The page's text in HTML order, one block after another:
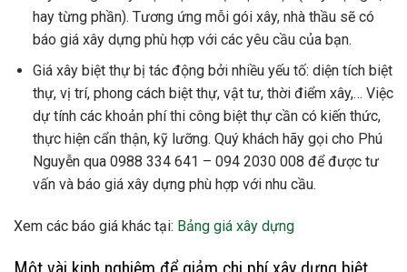
hay từng phần). Tương ứng mỗi gói xây, nhà thầu sẽ có
báo giá xây dựng phù hợp với các yêu cầu của bạn.
Giá xây biệt thự bị tác động bởi nhiều yếu tố: diện tích biệt
thự, vị trí, phong cách biệt thự, vật tư, thời điểm xây,… Việc
dự tính các khoản phí thi công biệt thự cần có kiến thức,
thực hiện cẩn thận, kỹ lưỡng. Quý khách hãy gọi cho Phú
Nguyễn qua 0988 334 641 – 094 2030 008 để được tư
vấn và báo giá xây dựng phù hợp với nhu cầu.
Xem các báo giá khác tại: Bảng giá xây dựng